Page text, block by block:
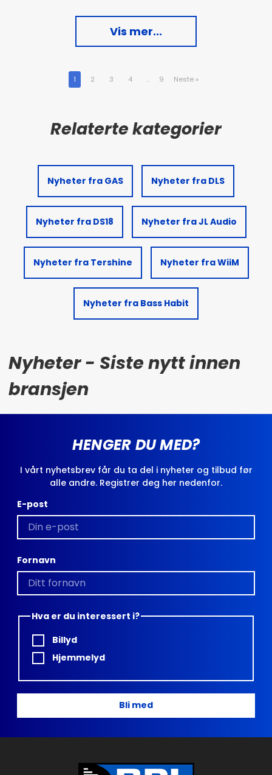
Vis mer...
1 2 3 4 .. 9 Neste »
Nyheter fra GAS Nyheter fra DLS
Nyheter fra DS18 Nyheter fra JL Audio
Nyheter fra Tershine Nyheter fra WiiM
Nyheter fra Bass Habit
Nyheter - Siste nytt innen
bransjen
HENGER DU MED?
I vårt nyhetsbrev får du ta del i nyheter og tilbud før
alle andre. Registrer deg her nedenfor.
E-post
Fornavn
Hva er du interessert i?
Billyd
Hjemmelyd
Bli med